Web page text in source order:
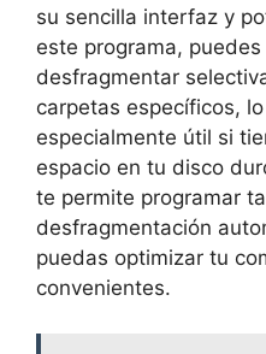
‍su sencilla ‌interfaz⁣ y
este programa,
desfragmentar
carpetas específicos,
especialmente útil si
espacio en tu disco
te permite programar⁣
desfragmentación
puedas ‌optimizar tu
convenientes.